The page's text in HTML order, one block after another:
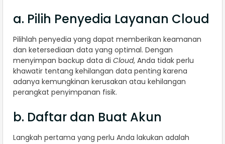
a. Pilih Penyedia Layanan Cloud
Pilihlah penyedia yang dapat memberikan keamanan
dan ketersediaan data yang optimal. Dengan
menyimpan backup data di Cloud, Anda tidak perlu
khawatir tentang kehilangan data penting karena
adanya kemungkinan kerusakan atau kehilangan
perangkat penyimpanan fisik.
b. Daftar dan Buat Akun
Langkah pertama yang perlu Anda lakukan adalah